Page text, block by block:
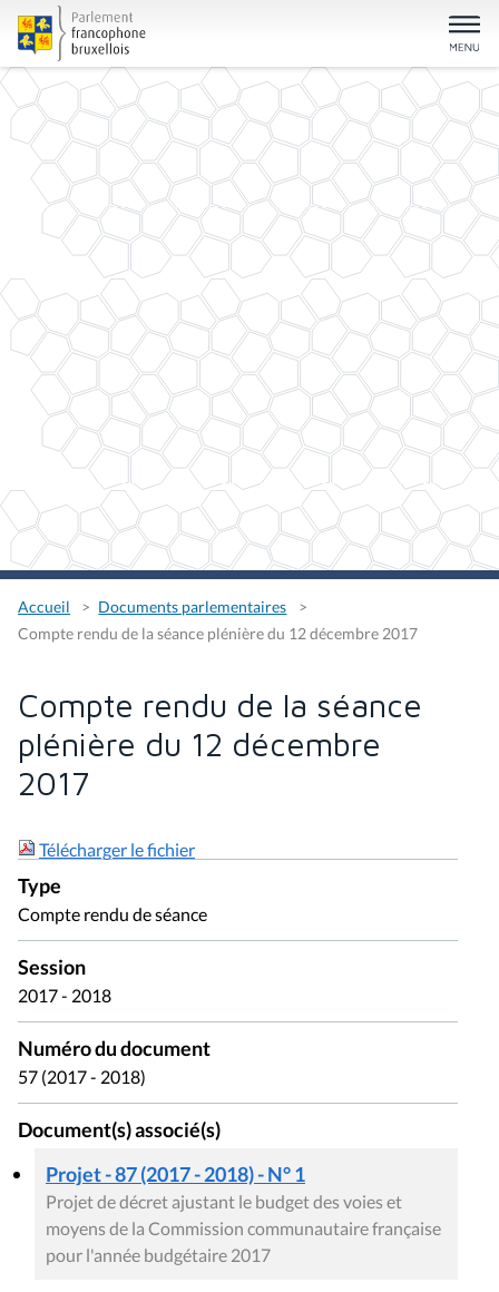
Accueil
Documents parlementaires
Compte rendu de la séance plénière du 12 décembre 2017
Compte rendu de la séance
plénière du 12 décembre
2017
Télécharger le fichier
Type
Compte rendu de séance
Session
2017 - 2018
Numéro du document
57 (2017 - 2018)
Document(s) associé(s)
Projet - 87 (2017 - 2018) - N° 1
Projet de décret ajustant le budget des voies et
moyens de la Commission communautaire française
pour l'année budgétaire 2017